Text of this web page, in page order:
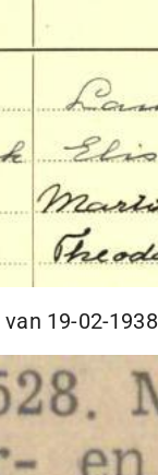
van 19-02-1938